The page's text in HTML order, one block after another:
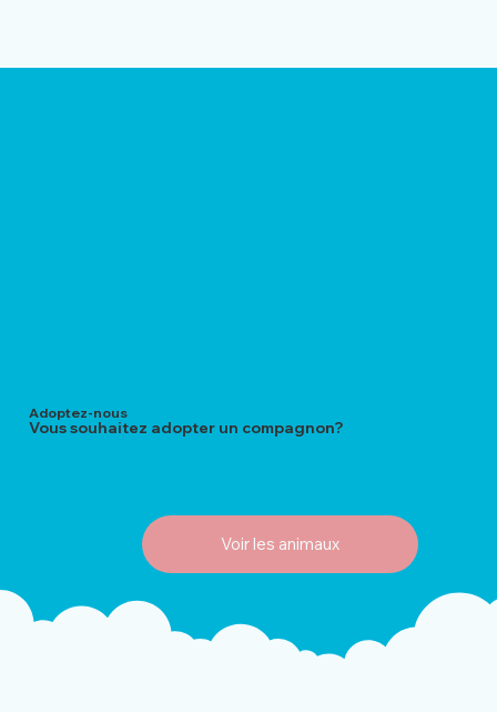
Voir les animaux
Vous souhaitez adopter un compagnon?
Adoptez-nous